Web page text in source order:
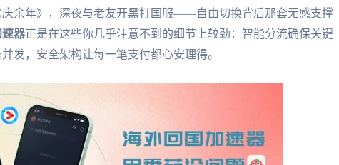
余年》，深夜与老友开黑打国服——自由切换背后那套无感支撑
器正是在这些你几乎注意不到的细节上较劲：智能分流确保关键
发，安全架构让每一笔支付都心安理得。